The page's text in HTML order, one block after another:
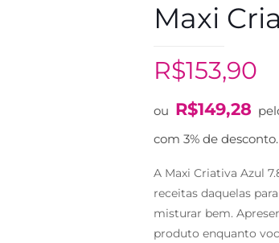
Maxi
R$153,90
ou R$149,28
com 3% de desconto.
A Maxi Criativa Azul
receitas daquelas
misturar bem.
produto enquanto